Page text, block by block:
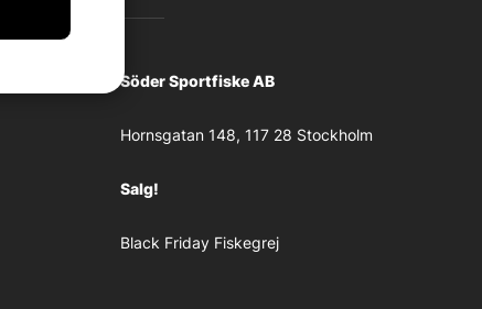
Söder Sportfiske AB
Hornsgatan 148, 117 28 Stockholm
Salg!
Black Friday Fiskegrej